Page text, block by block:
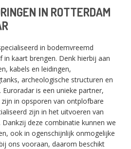
IN ROTTERDAM
in bodemvreemd
kaart brengen. Denk hierbij aan
kabels en leidingen,
archeologische structuren en
is een unieke partner,
in opsporen van ontplofbare
zijn in het uitvoeren van
deze combinatie kunnen we
ook in ogenschijnlijk onmogelijke
ons vooraan, daarom beschikt